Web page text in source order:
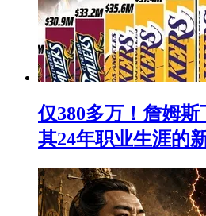
仅380多万！詹姆斯
其24年职业生涯的